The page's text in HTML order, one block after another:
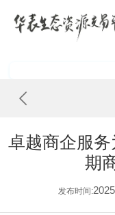
卓越商企服
期
发布时间: